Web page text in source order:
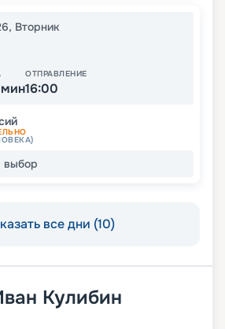
, Вторник
ОТПРАВЛЕНИЕ
16:00
выбор
все дни (10)
Кулибин